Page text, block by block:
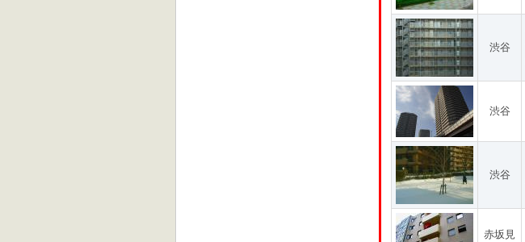
渋谷
渋谷
渋谷
赤坂見